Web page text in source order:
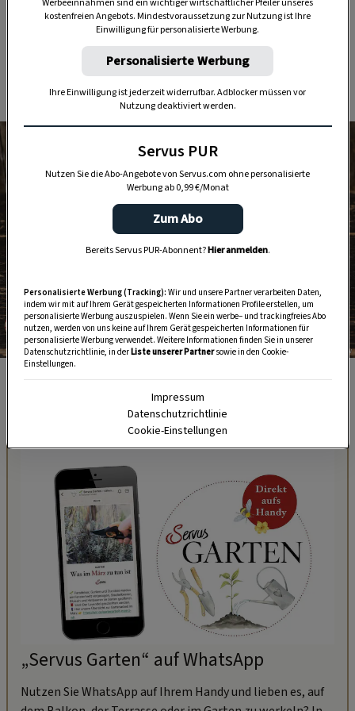
2. Dekoratives Teeservice aus
Pappmaché
Foto: Katharina Gossow
Das Teeservice aus Pappmaché bekommt mit der
Zackenschere den letzten Schliff.
„Servus Garten“ auf WhatsApp
Nutzen Sie WhatsApp auf Ihrem Handy und lieben es, auf
Werbeeinnahmen sind ein wichtiger wirtschaftlicher Pfeiler unseres
kostenfreien Angebots. Mindestvoraussetzung zur Nutzung ist Ihre
Einwilligung für personalisierte Werbung.
Personalisierte Werbung
Ihre Einwilligung ist jederzeit widerrufbar. Adblocker müssen vor
Nutzung deaktiviert werden.
Servus PUR
Nutzen Sie die Abo-Angebote von Servus.com ohne personalisierte
Werbung ab 0,99 €/Monat
Zum Abo
Bereits Servus PUR-Abonnent?Hier anmelden.
Personalisierte Werbung (Tracking): Wir und unsere Partner verarbeiten Daten,
indem wir mit auf Ihrem Gerät gespeicherten Informationen Profile erstellen, um
personalisierte Werbung auszuspielen. Wenn Sie ein werbe– und trackingfreies Abo
nutzen, werden von uns keine auf Ihrem Gerät gespeicherten Informationen für
personalisierte Werbung verwendet. Weitere Informationen finden Sie in unserer
Datenschutzrichtlinie, in derListe unserer Partnersowie in den Cookie-
Einstellungen.
Impressum
Datenschutzrichtlinie
Cookie-Einstellungen